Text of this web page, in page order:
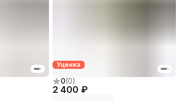
Уценка
0(0)
2 400 ₽